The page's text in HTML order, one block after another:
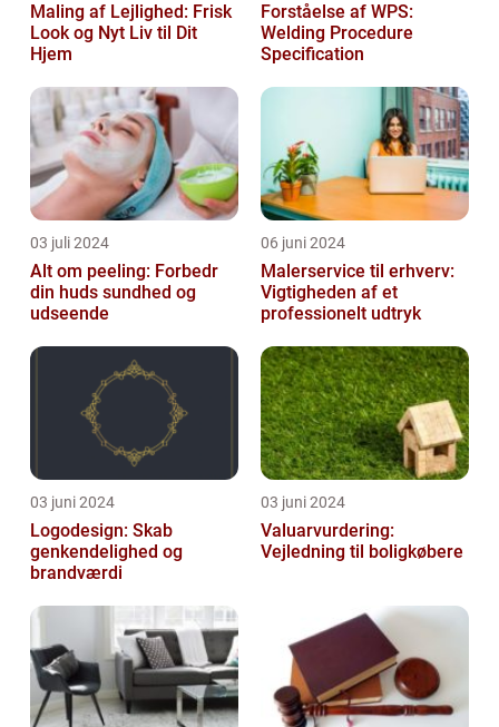
Maling af Lejlighed: Frisk
Look og Nyt Liv til Dit
Hjem
Forståelse af WPS:
Welding Procedure
Specification
03 juli 2024
Alt om peeling: Forbedr
din huds sundhed og
udseende
06 juni 2024
Malerservice til erhverv:
Vigtigheden af et
professionelt udtryk
03 juni 2024
Logodesign: Skab
genkendelighed og
brandværdi
03 juni 2024
Valuarvurdering:
Vejledning til boligkøbere